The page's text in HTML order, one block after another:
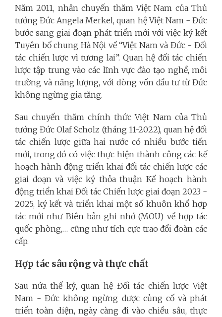
Năm 2011, nhân chuyến thăm Việt Nam của Thủ
tướng Đức Angela Merkel, quan hệ Việt Nam - Đức
bước sang giai đoạn phát triển mới với việc ký kết
Tuyên bố chung Hà Nội về “Việt Nam và Đức - Đối
tác chiến lược vì tương lai”. Quan hệ đối tác chiến
lược tập trung vào các lĩnh vực đào tạo nghề, môi
trường và năng lượng, với dòng vốn đầu tư từ Đức
không ngừng gia tăng.
Sau chuyến thăm chính thức Việt Nam của Thủ
tướng Đức Olaf Scholz (tháng 11-2022), quan hệ đối
tác chiến lược giữa hai nước có nhiều bước tiến
mới, trong đó có việc thực hiện thành công các kế
hoạch hành động triển khai đối tác chiến lược các
giai đoạn và việc ký thỏa thuận Kế hoạch hành
động triển khai Đối tác Chiến lược giai đoạn 2023 -
2025, ký kết và triển khai một số khuôn khổ hợp
tác mới như Biên bản ghi nhớ (MOU) về hợp tác
quốc phòng,… cũng như tích cực trao đổi đoàn các
cấp.
Hợp tác sâu rộng và thực chất
Sau nửa thế kỷ, quan hệ Đối tác chiến lược Việt
Nam - Đức không ngừng được củng cố và phát
triển toàn diện, ngày càng đi vào chiều sâu, thực